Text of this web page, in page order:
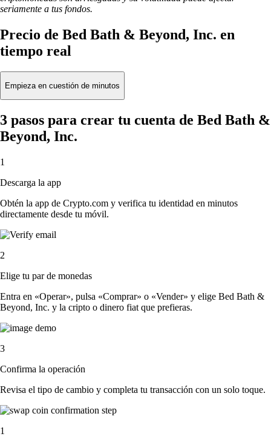
seriamente a tus fondos.
Precio de Bed Bath & Beyond, Inc. en
tiempo real
Empieza en cuestión de minutos
3 pasos para crear tu cuenta de Bed Bath &
Beyond, Inc.
1
Descarga la app
Obtén la app de Crypto.com y verifica tu identidad en minutos
directamente desde tu móvil.
2
Elige tu par de monedas
Entra en «Operar», pulsa «Comprar» o «Vender» y elige Bed Bath &
Beyond, Inc. y la cripto o dinero fiat que prefieras.
3
Confirma la operación
Revisa el tipo de cambio y completa tu transacción con un solo toque.
1